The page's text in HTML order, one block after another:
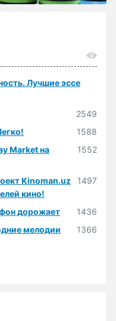
Лучшие эссе
2549
1588
Market на
1552
Kinoman.uz
кино!
1497
дорожает
1436
мелодии
1366